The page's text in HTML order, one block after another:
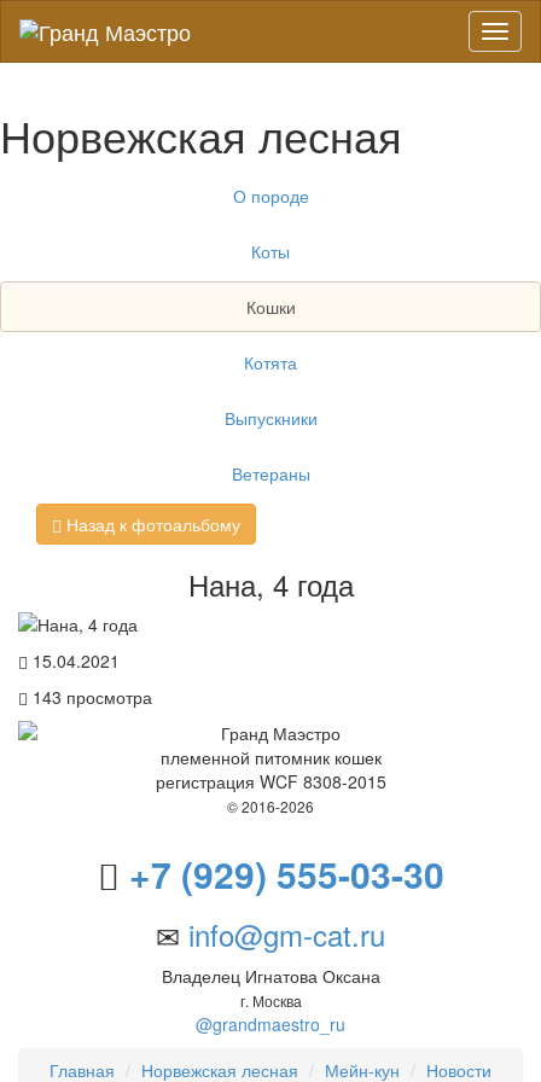
Норвежская лесная
О породе
Коты
Кошки
Котята
Выпускники
Ветераны
Назад к фотоальбому
Нана, 4 года
15.04.2021
143 просмотра
племенной питомник кошек
регистрация WCF 8308-2015
© 2016-2026
+7 (929) 555-03-30
info@gm-cat.ru
Владелец Игнатова Оксана
г. Москва
@grandmaestro_ru
Главная
Норвежская лесная Мейн-кун Новости